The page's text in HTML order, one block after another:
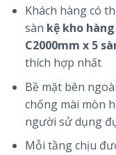
Khách hàng có
sàn kệ kho hàng
C2000mm x 5
thích hợp nhất
Bề mặt bên
chống mài mòn
người sử dụng
Mỗi tầng chịu